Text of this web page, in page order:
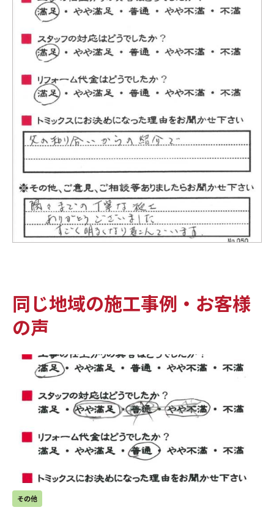
同じ地域の施工事例・お客様
の声
その他